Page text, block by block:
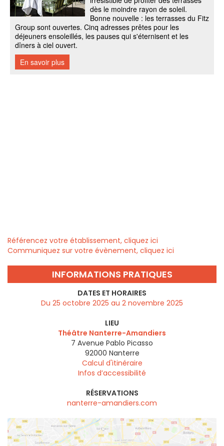
Référencez votre établissement, cliquez ici
Communiquez sur votre évènement, cliquez ici
INFORMATIONS PRATIQUES
DATES ET HORAIRES
Du 25 octobre 2025 au 2 novembre 2025
LIEU
Théâtre Nanterre-Amandiers
7 Avenue Pablo Picasso
92000 Nanterre
Calcul d'itinéraire
Infos d’accessibilité
RÉSERVATIONS
nanterre-amandiers.com